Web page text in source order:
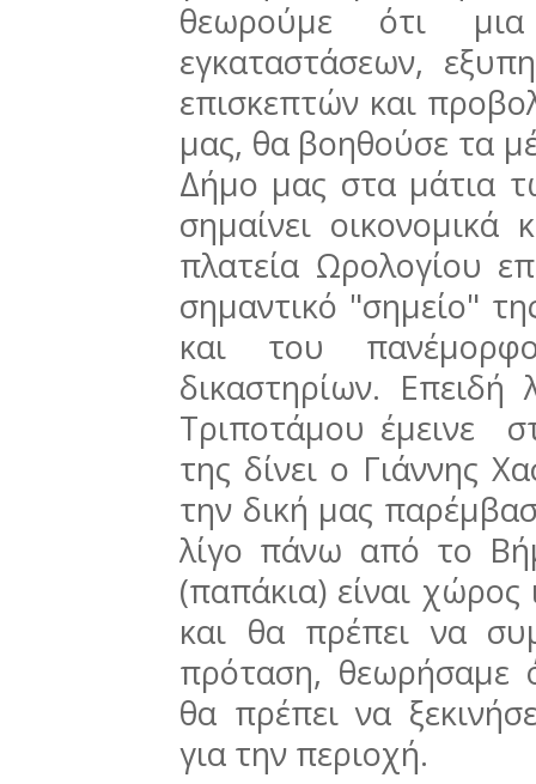
θεωρούμε ότι μια
εγκαταστάσεων,
επισκεπτών και
μας, θα βοηθούσε τα
Δήμο μας στα μάτια
σημαίνει οικονομικά
πλατεία Ωρολογίου
σημαντικό "σημείο"
και του
δικαστηρίων.
Τριποτάμου έμεινε
της δίνει ο Γιάννης
την δική μας
λίγο πάνω από το
(παπάκια) είναι χώρος
και θα πρέπει να
πρόταση, θεωρήσαμε
θα πρέπει να
για την περιοχή.